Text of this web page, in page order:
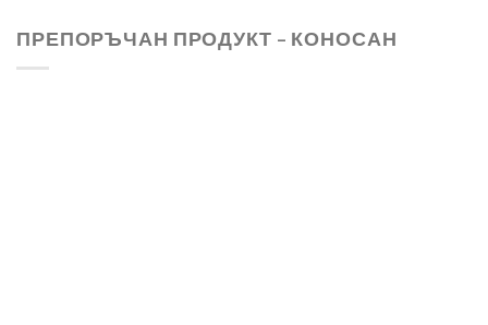
ПРЕПОРЪЧАН ПРОДУКТ – КОНОСАН